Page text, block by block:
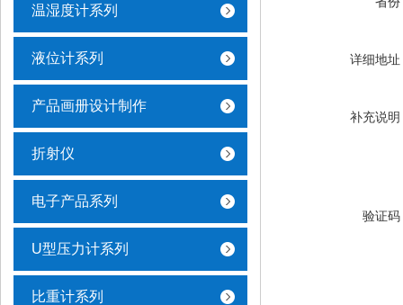
温湿度计系列
液位计系列
产品画册设计制作
折射仪
电子产品系列
U型压力计系列
比重计系列
详细地址
补充说明
验证码